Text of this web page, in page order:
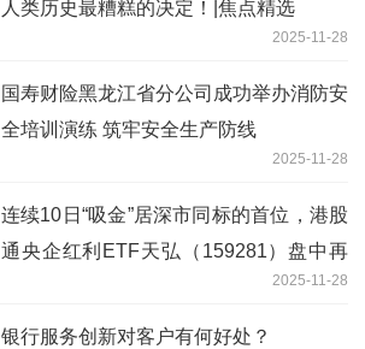
人类历史最糟糕的决定！|焦点精选
2025-11-28
国寿财险黑龙江省分公司成功举办消防安
全培训演练 筑牢安全生产防线
2025-11-28
连续10日“吸金”居深市同标的首位，港股
通央企红利ETF天弘（159281）盘中再
获净申购600万份，机构：红利资产配置
价值凸显|每日消息
2025-11-28
银行服务创新对客户有何好处？